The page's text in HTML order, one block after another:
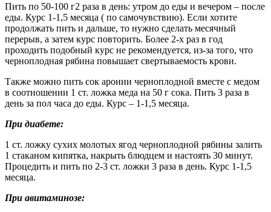
Пить по 50-100 г2 раза в день: утром до еды и вечером – после
еды. Курс 1-1,5 месяца ( по самочувствию). Если хотите
продолжать пить и дальше, то нужно сделать месячный
перерыв, а затем курс повторить. Более 2-х раз в год
проходить подобный курс не рекомендуется, из-за того, что
черноплодная рябина повышает свертываемость крови.
Также можно пить сок аронии черноплодной вместе с медом
в соотношении 1 ст. ложка меда на 50 г сока. Пить 3 раза в
день за пол часа до еды. Курс – 1-1,5 месяца.
При диабете:
1 ст. ложку сухих молотых ягод черноплодной рябины залить
1 стаканом кипятка, накрыть блюдцем и настоять 30 минут.
Процедить и пить по 2-3 ст. ложки 3 раза в день. Курс 1-1,5
месяца.
При авитаминозе: